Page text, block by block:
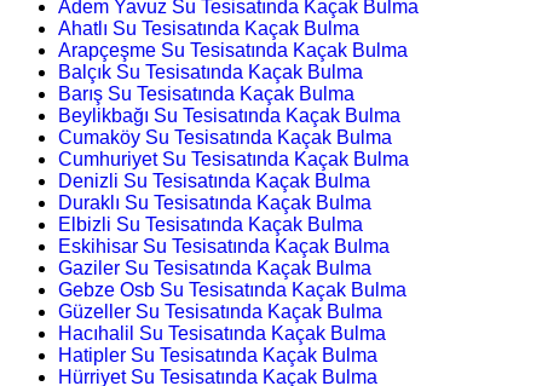
Adem Yavuz Su Tesisatında Kaçak Bulma
Ahatlı Su Tesisatında Kaçak Bulma
Arapçeşme Su Tesisatında Kaçak Bulma
Balçık Su Tesisatında Kaçak Bulma
Barış Su Tesisatında Kaçak Bulma
Beylikbağı Su Tesisatında Kaçak Bulma
Cumaköy Su Tesisatında Kaçak Bulma
Cumhuriyet Su Tesisatında Kaçak Bulma
Denizli Su Tesisatında Kaçak Bulma
Duraklı Su Tesisatında Kaçak Bulma
Elbizli Su Tesisatında Kaçak Bulma
Eskihisar Su Tesisatında Kaçak Bulma
Gaziler Su Tesisatında Kaçak Bulma
Gebze Osb Su Tesisatında Kaçak Bulma
Güzeller Su Tesisatında Kaçak Bulma
Hacıhalil Su Tesisatında Kaçak Bulma
Hatipler Su Tesisatında Kaçak Bulma
Hürriyet Su Tesisatında Kaçak Bulma